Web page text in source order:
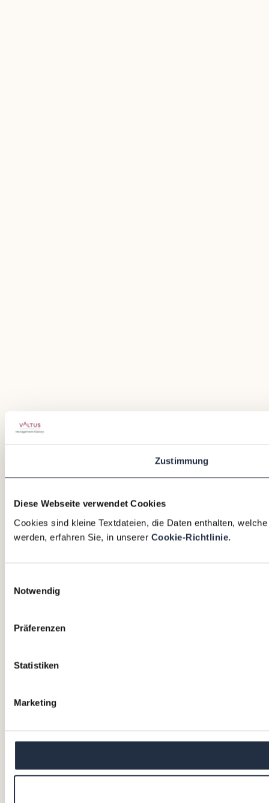
Zustimmung
Diese Webseite verwendet Cookies
Cookies sind kleine Textdateien, die Daten enthalten,
werden, erfahren Sie, in unserer Cookie-Richtlinie.
Notwendig
Präferenzen
Statistiken
Marketing